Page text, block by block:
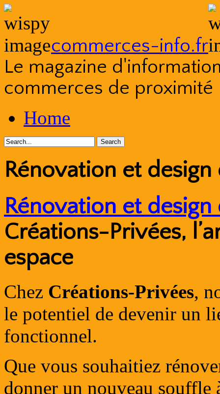
commerces-info.fr
Le magazine
commerces de proximité
to
contentHome
Rénovation et
Rénovation et
Créations-Privées,
espace
Chez Créations-Privées,
le potentiel de devenir un
fonctionnel.
Que vous souhaitiez
donner un nouveau souffle